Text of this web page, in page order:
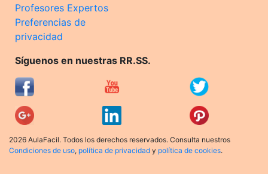
Profesores Expertos
Preferencias de
privacidad
Síguenos en nuestras RR.SS.
2026 AulaFacil. Todos los derechos reservados. Consulta nuestros
Condiciones de uso, política de privacidad y política de cookies.